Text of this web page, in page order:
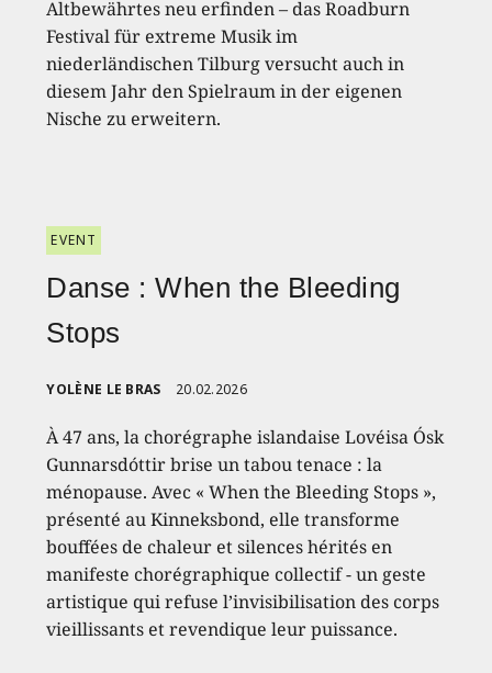
Altbewährtes neu erfinden – das Roadburn
Festival für extreme Musik im
niederländischen Tilburg versucht auch in
diesem Jahr den Spielraum in der eigenen
Nische zu erweitern.
EVENT
Danse : When the Bleeding
Stops
YOLÈNE LE BRAS 20.02.2026
À 47 ans, la chorégraphe islandaise Lovéisa Ósk
Gunnarsdóttir brise un tabou tenace : la
ménopause. Avec « When the Bleeding Stops »,
présenté au Kinneksbond, elle transforme
bouffées de chaleur et silences hérités en
manifeste chorégraphique collectif - un geste
artistique qui refuse l’invisibilisation des corps
vieillissants et revendique leur puissance.